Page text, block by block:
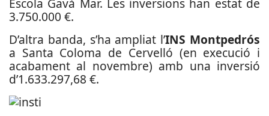
Escola Gavà Mar. Les inversions han estat de
3.750.000 €.
D’altra banda, s’ha ampliat l’INS Montpedrós
a Santa Coloma de Cervelló (en execució i
acabament al novembre) amb una inversió
d’1.633.297,68 €.